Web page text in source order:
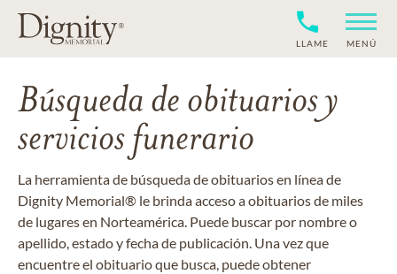
LLAME MENÚ
Búsqueda de obituarios y
servicios funerario
La herramienta de búsqueda de obituarios en línea de
Dignity Memorial® le brinda acceso a obituarios de miles
de lugares en Norteamérica. Puede buscar por nombre o
apellido, estado y fecha de publicación. Una vez que
encuentre el obituario que busca, puede obtener